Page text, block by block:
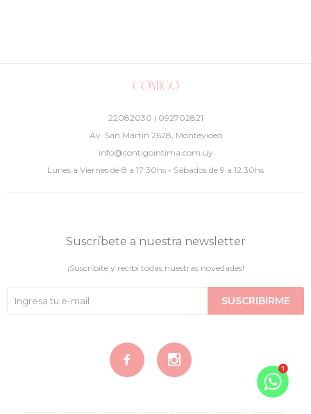
22082030 | 092702821
Av. San Martín 2628, Montevideo
info@contigointima.com.uy
Lunes a Viernes de 8 a 17:30hs - Sábados de 9 a 12:30hs
Suscríbete a nuestra newsletter
¡Suscribite y recibí todas nuestras novedades!
SUSCRIBIRME
 